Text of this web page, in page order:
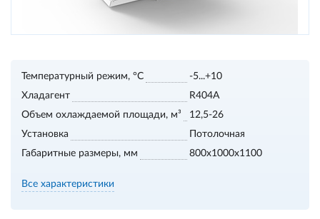
Температурный режим, °С
-5...+10
Хладагент
R404A
Объем охлаждаемой площади, м³
12,5-26
Установка
Потолочная
Габаритные размеры, мм
800х1000х1100
Все характеристики